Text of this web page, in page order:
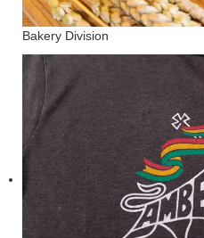
Bakery Division